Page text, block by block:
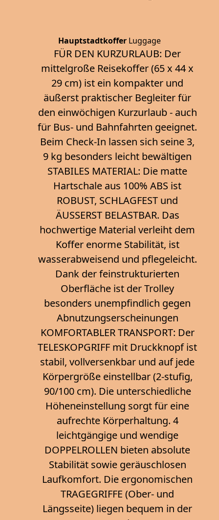
Hauptstadtkoffer Luggage
FÜR DEN KURZURLAUB: Der
mittelgroße Reisekoffer (65 x 44 x
29 cm) ist ein kompakter und
äußerst praktischer Begleiter für
den einwöchigen Kurzurlaub - auch
für Bus- und Bahnfahrten geeignet.
Beim Check-In lassen sich seine 3,
9 kg besonders leicht bewältigen
STABILES MATERIAL: Die matte
Hartschale aus 100% ABS ist
ROBUST, SCHLAGFEST und
ÄUSSERST BELASTBAR. Das
hochwertige Material verleiht dem
Koffer enorme Stabilität, ist
wasserabweisend und pflegeleicht.
Dank der feinstrukturierten
Oberfläche ist der Trolley
besonders unempfindlich gegen
Abnutzungserscheinungen
KOMFORTABLER TRANSPORT: Der
TELESKOPGRIFF mit Druckknopf ist
stabil, vollversenkbar und auf jede
Körpergröße einstellbar (2-stufig,
90/100 cm). Die unterschiedliche
Höheneinstellung sorgt für eine
aufrechte Körperhaltung. 4
leichtgängige und wendige
DOPPELROLLEN bieten absolute
Stabilität sowie geräuschlosen
Laufkomfort. Die ergonomischen
TRAGEGRIFFE (Ober- und
Längsseite) liegen bequem in der